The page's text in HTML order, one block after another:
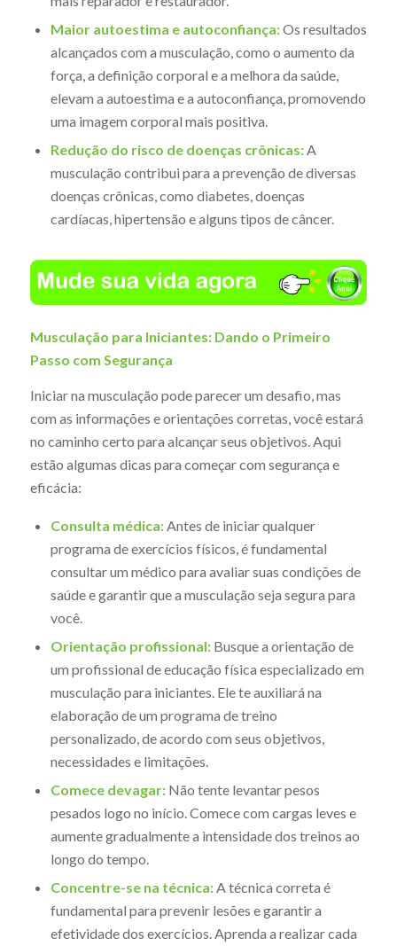
Maior autoestima e autoconfiança:Os resultados
alcançados com a musculação, como o aumento da
força, a definição corporal e a melhora da saúde,
elevam a autoestima e a autoconfiança, promovendo
uma imagem corporal mais positiva.
Redução do risco de doenças crônicas:A
musculação contribui para a prevenção de diversas
doenças crônicas, como diabetes, doenças
cardíacas, hipertensão e alguns tipos de câncer.
Musculação para Iniciantes: Dando o Primeiro
Passo com Segurança
Iniciar na musculação pode parecer um desafio, mas
com as informações e orientações corretas, você estará
no caminho certo para alcançar seus objetivos. Aqui
estão algumas dicas para começar com segurança e
eficácia:
Consulta médica:Antes de iniciar qualquer
programa de exercícios físicos, é fundamental
consultar um médico para avaliar suas condições de
saúde e garantir que a musculação seja segura para
você.
Orientação profissional:Busque a orientação de
um profissional de educação física especializado em
musculação para iniciantes. Ele te auxiliará na
elaboração de um programa de treino
personalizado, de acordo com seus objetivos,
necessidades e limitações.
Comece devagar:Não tente levantar pesos
pesados logo no início. Comece com cargas leves e
aumente gradualmente a intensidade dos treinos ao
longo do tempo.
Concentre-se na técnica:A técnica correta é
fundamental para prevenir lesões e garantir a
efetividade dos exercícios. Aprenda a realizar cada